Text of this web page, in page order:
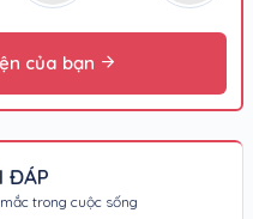
của bạn
ĐÁP
trong cuộc sống